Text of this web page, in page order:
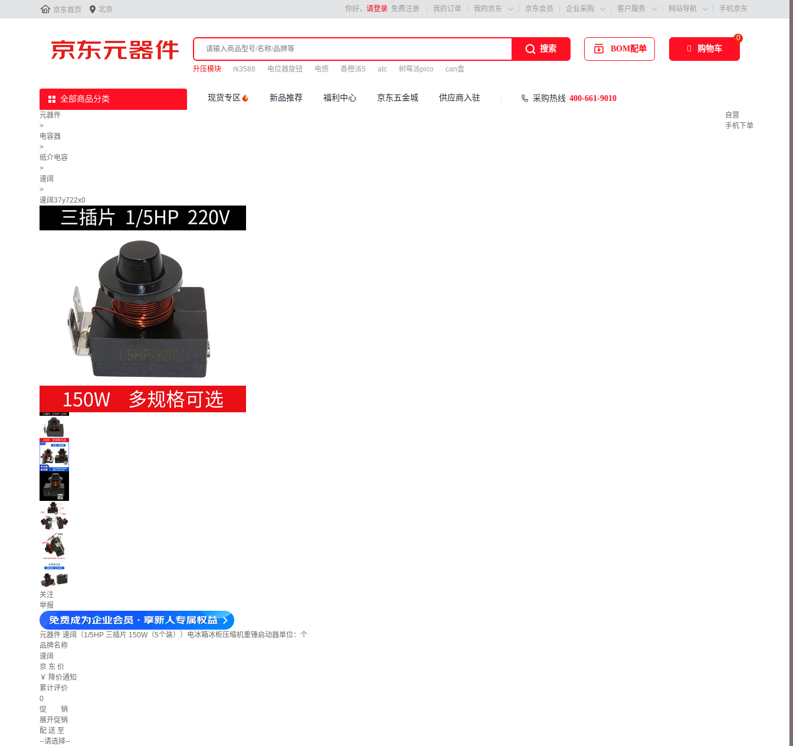
 京东首页  北京 你好， 请登录 免费注册 我的订单 我的京东  京东会员 企业采购  客户服务  网站导航  手机京东
搜索
升压模块 rk3588 电位器旋钮 电感 香橙派5 atc 树莓派pico can盒
BOM配单
0
购物车
全部商品分类 现货专区 新品推荐 福利中心 京东五金城 供应商入驻 采购热线 400-661-9010
元器件
>
电容器
>
纸介电容
>
速阔
>
速阔37y722x0
自营
手机下单
关注
举报
元器件 速阔（1/5HP 三插片 150W（5个装））电冰箱冰柜压缩机重锤启动器单位：个
品牌名称
速阔
京 东 价
￥ 降价通知
累计评价
0
促 销
展开促销
配 送 至
--请选择--